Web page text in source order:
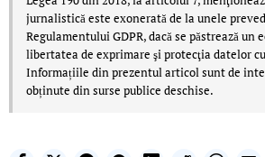
jurnalistică este exonerată de la unele
Regulamentului GDPR, dacă se păstrează un
libertatea de exprimare şi protecţia datelor
Informațiile din prezentul articol sunt de
obținute din surse publice deschise.